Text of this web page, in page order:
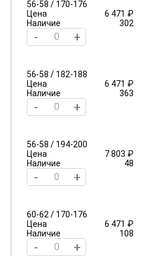
56-58 / 170-176
Цена
6 471 ₽
Наличие
302
- +
56-58 / 182-188
Цена
6 471 ₽
Наличие
363
- +
56-58 / 194-200
Цена
7 803 ₽
Наличие
48
- +
60-62 / 170-176
Цена
6 471 ₽
Наличие
108
- +